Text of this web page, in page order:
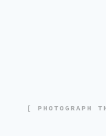
[ PHOTOGRAPH